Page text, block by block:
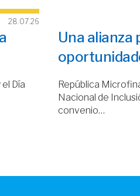
28.07.26
Día
Una alianza
República
Nacional de
convenio…